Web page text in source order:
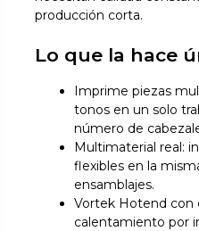
producción corta.
Lo que la hace
Imprime piezas
tonos en un solo
número de
Multimaterial real:
flexibles en la
ensamblajes.
Vortek Hotend con
calentamiento por